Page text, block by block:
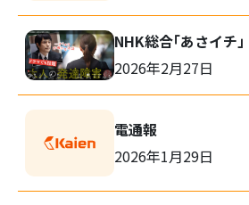
NHK総合「あさイチ」
2026年2月27日
電通報
2026年1月29日